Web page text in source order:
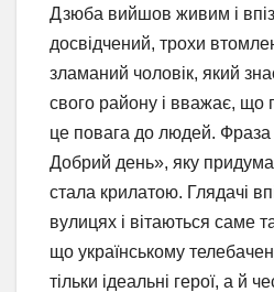
Дзюба вийшов живим і
досвідчений, трохи
зламаний чоловік, який
свого району і вважає,
це повага до людей.
Добрий день», яку
стала крилатою. Глядачі
вулицях і вітаються саме
що українському
тільки ідеальні герої, а й